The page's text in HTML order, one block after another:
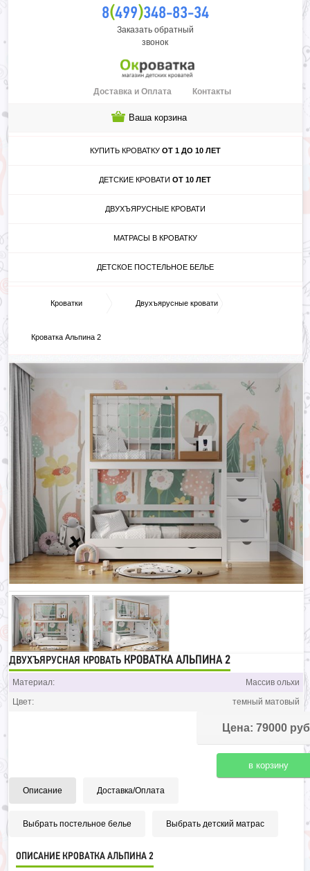
8(499)348-83-34
Заказать обратный
звонок
Доставка и Оплата Контакты
Ваша корзина
КУПИТЬ КРОВАТКУ ОТ 1 ДО 10 ЛЕТ
ДЕТСКИЕ КРОВАТИ ОТ 10 ЛЕТ
ДВУХЪЯРУСНЫЕ КРОВАТИ
МАТРАСЫ В КРОВАТКУ
ДЕТСКОЕ ПОСТЕЛЬНОЕ БЕЛЬЕ
Кроватки Двухъярусные кровати
Кроватка Альпина 2
ДВУХЪЯРУСНАЯ КРОВАТЬ КРОВАТКА АЛЬПИНА 2
Материал:
Массив ольхи
Цвет:
темный матовый
Цена: 79000
Описание Доставка/Оплата
Выбрать постельное белье Выбрать детский матрас
ОПИСАНИЕ КРОВАТКА АЛЬПИНА 2